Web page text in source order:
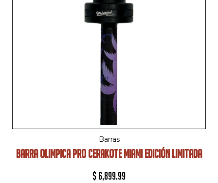
Barras
BARRA OLIMPICA PRO CERAKOTE MIAMI EDICIÓN LIMITADA
$ 6,899.99